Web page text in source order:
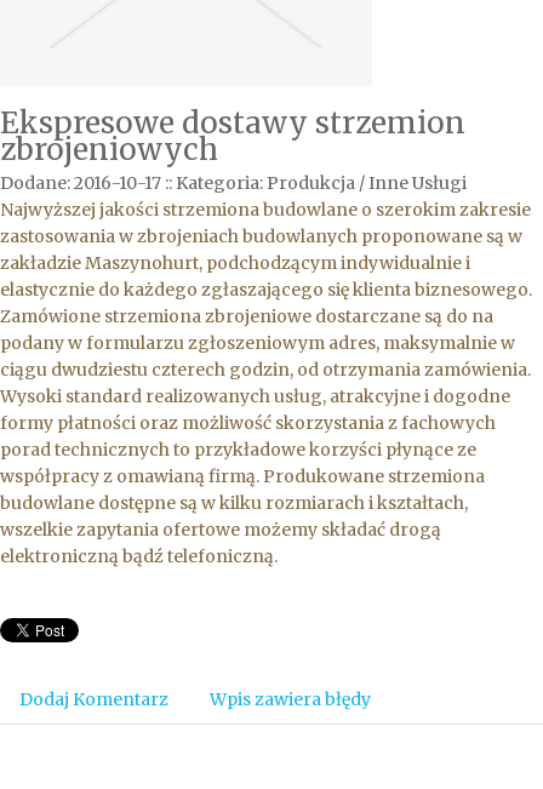
Ekspresowe dostawy strzemion
zbrojeniowych
Dodane: 2016-10-17 :: Kategoria: Produkcja / Inne Usługi
Najwyższej jakości strzemiona budowlane o szerokim zakresie
zastosowania w zbrojeniach budowlanych proponowane są w
zakładzie Maszynohurt, podchodzącym indywidualnie i
elastycznie do każdego zgłaszającego się klienta biznesowego.
Zamówione strzemiona zbrojeniowe dostarczane są do na
podany w formularzu zgłoszeniowym adres, maksymalnie w
ciągu dwudziestu czterech godzin, od otrzymania zamówienia.
Wysoki standard realizowanych usług, atrakcyjne i dogodne
formy płatności oraz możliwość skorzystania z fachowych
porad technicznych to przykładowe korzyści płynące ze
współpracy z omawianą firmą. Produkowane strzemiona
budowlane dostępne są w kilku rozmiarach i kształtach,
wszelkie zapytania ofertowe możemy składać drogą
elektroniczną bądź telefoniczną.
Dodaj Komentarz Wpis zawiera błędy